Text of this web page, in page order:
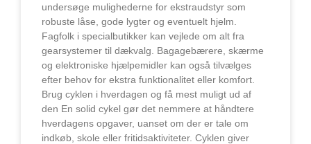
undersøge mulighederne for ekstraudstyr som
robuste låse, gode lygter og eventuelt hjelm.
Fagfolk i specialbutikker kan vejlede om alt fra
gearsystemer til dækvalg. Bagagebærere, skærme
og elektroniske hjælpemidler kan også tilvælges
efter behov for ekstra funktionalitet eller komfort.
Brug cyklen i hverdagen og få mest muligt ud af
den En solid cykel gør det nemmere at håndtere
hverdagens opgaver, uanset om der er tale om
indkøb, skole eller fritidsaktiviteter. Cyklen giver